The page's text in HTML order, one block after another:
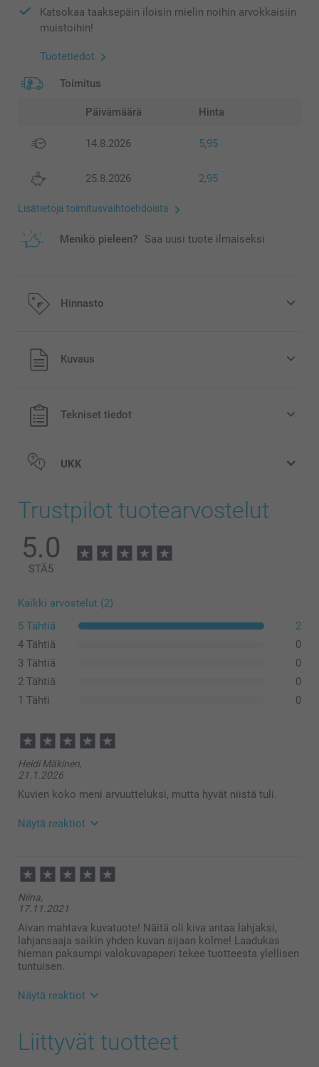
Katsokaa taaksepäin iloisin mielin noihin arvokkaisiin
muistoihin!
Tuotetiedot
Toimitus
Päivämäärä Hinta
14.8.2026 5,95
25.8.2026 2,95
Lisätietoja toimitusvaihtoehdoista
Menikö pieleen? Saa uusi tuote ilmaiseksi
Hinnasto
Kaikki hinnat ovat euroina, sisältävät arvonlisäveron ja
eivät sisällä postikuluja.
Kuvaus
Tekniset tiedot
UKK
Trustpilot tuotearvostelut
5.0
STÄ5
Kaikki arvostelut (2)
5 Tähtiä
2
4 Tähtiä
0
3 Tähtiä
0
2 Tähtiä
0
1 Tähti
0
Heidi Mäkinen,
21.1.2026
Kuvien koko meni arvuutteluksi, mutta hyvät niistä tuli.
Näytä reaktiot
15:29
Hei Heidi!
Ethän epäröi ottaa yhteyttä asiakaspalveluun
saadaksesi apua, mikäli tarvitset sitä 😊
Lämpimin terveisin
Kaisa @smartphoto
Niina,
17.11.2021
Aivan mahtava kuvatuote! Näitä oli kiva antaa lahjaksi,
lahjansaaja saikin yhden kuvan sijaan kolme! Laadukas
hieman paksumpi valokuvapaperi tekee tuotteesta ylellisen
tuntuisen.
Näytä reaktiot
17.11.2021
13:59
Hei Niina
Liittyvät tuotteet